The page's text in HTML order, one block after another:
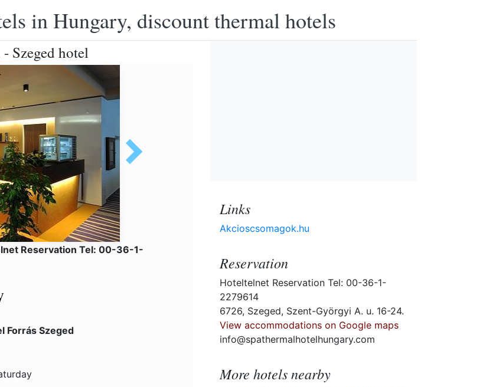
in Hungary, discount thermal hotels
Szeged hotel
Reservation Tel: 00-36-1-
Forrás Szeged
Links
Akcioscsomagok.hu
Reservation
Hoteltelnet Reservation Tel: 00-36-1-
2279614
6726, Szeged, Szent-Györgyi A. u. 16-24.
View accommodations on Google maps
info@spathermalhotelhungary.com
More hotels nearby